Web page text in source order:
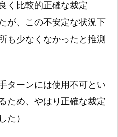
く比較的正確な裁定
が、この不安定な状況下
も少なくなかったと推測
ターンには使用不可とい
ため、やはり正確な裁定
た）